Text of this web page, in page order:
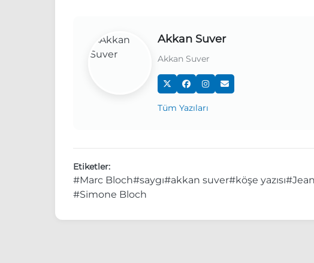
Akkan Suver
Akkan Suver
Tüm Yazıları
Etiketler:
#Marc Bloch#saygı#akkan suver#köşe yazısı
#Simone Bloch